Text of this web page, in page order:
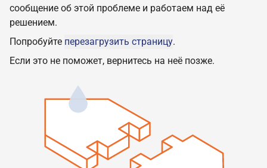
сообщение об этой проблеме и работаем над её
решением.
Попробуйте перезагрузить страницу.
Если это не поможет, вернитесь на неё позже.